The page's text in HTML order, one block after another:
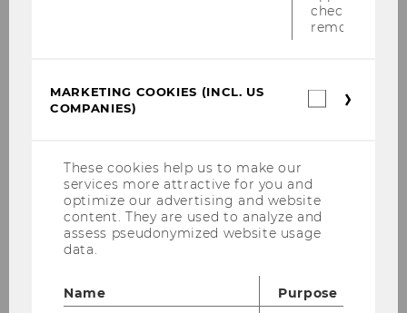
Law)
Erich Vranes
Privatrecht (Private Law)
check, the
removed.
MARKETING COOKIES (INCL. US
COMPANIES)
These cookies help us to make our
services more attractive for you and
optimize our advertising and website
content. They are used to analyze and
assess pseudonymized website usage
data.
Name
Purpose